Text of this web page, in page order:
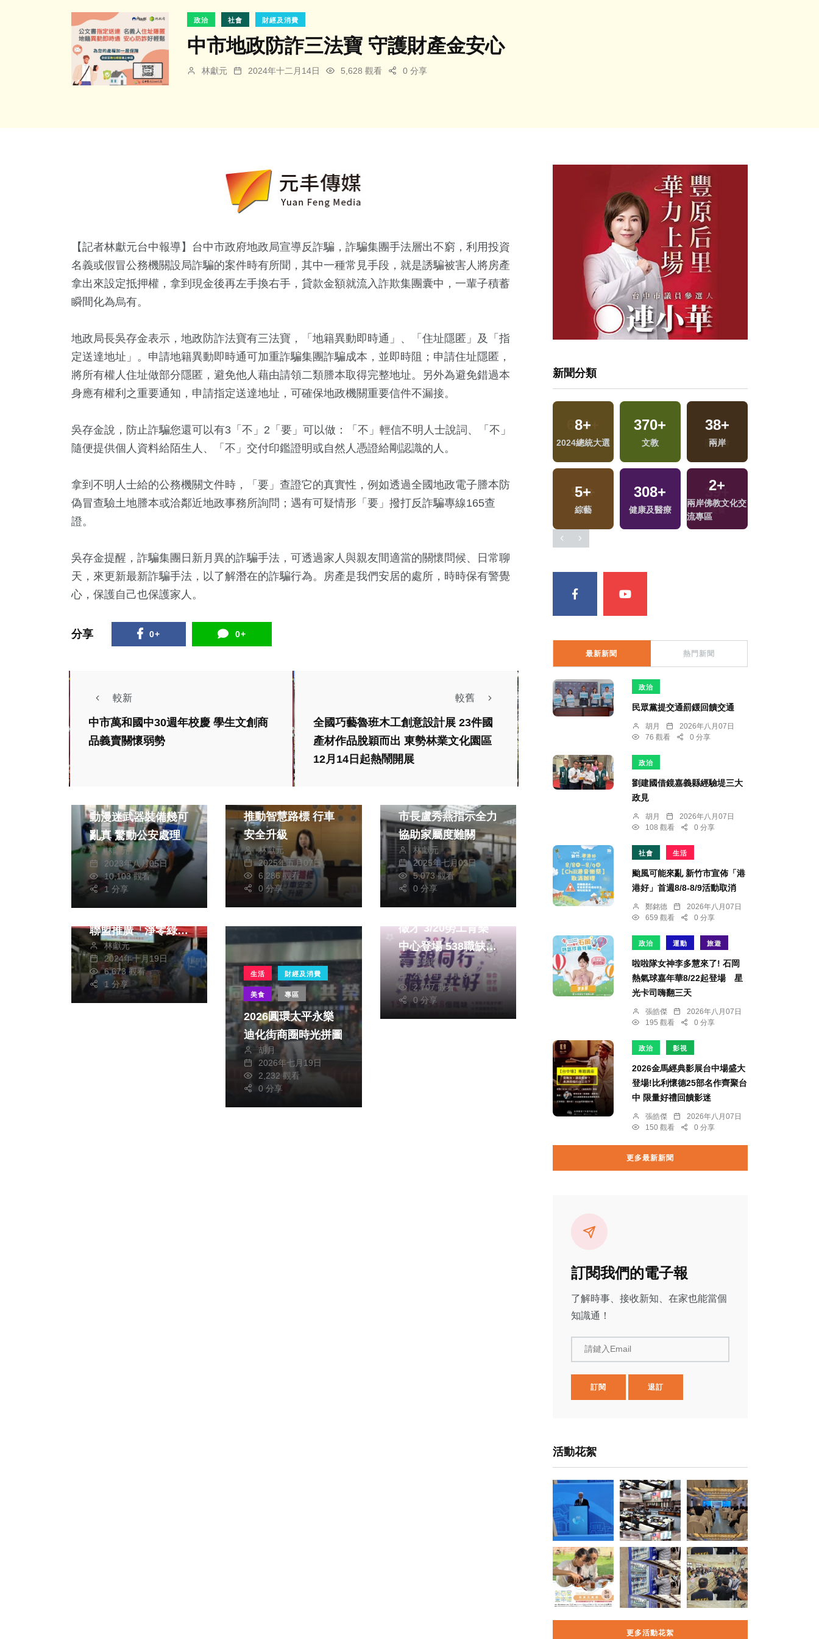
政治 社會 財經及消費
中市地政防詐三法寶 守護財產金安心
林獻元 2024年十二月14日 5,628 觀看 0 分享
【記者林獻元台中報導】台中市政府地政局宣導反詐騙，詐騙集團手法層出不窮，利用投資
名義或假冒公務機關設局詐騙的案件時有所聞，其中一種常見手段，就是誘騙被害人將房產
拿出來設定抵押權，拿到現金後再左手換右手，貸款金額就流入詐欺集團囊中，一輩子積蓄
瞬間化為烏有。
地政局長吳存金表示，地政防詐法寶有三法寶，「地籍異動即時通」、「住址隱匿」及「指
定送達地址」。申請地籍異動即時通可加重詐騙集團詐騙成本，並即時阻；申請住址隱匿，
將所有權人住址做部分隱匿，避免他人藉由請領二類謄本取得完整地址。另外為避免錯過本
身應有權利之重要通知，申請指定送達地址，可確保地政機關重要信件不漏接。
吳存金說，防止詐騙您還可以有3「不」2「要」可以做：「不」輕信不明人士說詞、「不」
隨便提供個人資料給陌生人、「不」交付印鑑證明或自然人憑證給剛認識的人。
拿到不明人士給的公務機關文件時，「要」查證它的真實性，例如透過全國地政電子謄本防
偽冒查驗土地謄本或洽鄰近地政事務所詢問；遇有可疑情形「要」撥打反詐騙專線165查
證。
吳存金提醒，詐騙集團日新月異的詐騙手法，可透過家人與親友間適當的關懷問候、日常聊
天，來更新最新詐騙手法，以了解潛在的詐騙行為。房產是我們安居的處所，時時保有警覺
心，保護自己也保護家人。
分享 0+ 0+
較新
中市萬和國中30週年校慶 學生文創商
品義賣關懷弱勢
較舊
全國巧藝魯班木工創意設計展 23件國
產材作品脫穎而出 東勢林業文化園區
12月14日起熱鬧開展
動漫迷武器裝備幾可
亂真 驚動公安處理
林獻元
2023年八月05日
10,103 觀看
1 分享
生活
推動智慧路標 行車
安全升級
林獻元
2025年五月07日
6,286 觀看
0 分享
市長盧秀燕指示全力
協助家屬度難關
林獻元
2025年七月03日
5,073 觀看
0 分享
政治 生活
共創綠色未來！中市
聯盟推廣「淨零綠生
活」理念
林獻元
2024年十月19日
6,673 觀看
1 分享
生活 財經及消費
美食 專區
​2026圓環太平永樂
迪化街商圈時光拼圖
胡月
2026年七月19日
2,232 觀看
0 分享
社會 生活
新竹市青銀同行聯合
徵才 3/20勞工育樂
中心登場 538職缺等
著你鄭銘德
2026年三月16日
2,707 觀看
0 分享
新聞分類
139+
藝文
兩岸道教文化交
流專區
+
司法放大鏡
36+
影視
0+
兩岸藝苑天地
225+
旅遊
603+
政治
379+
90+
運動
882+
生活
8+
2024總統大選
370+
文教
38+
兩岸
5+
綜藝
308+
健康及醫療
2+
兩岸佛教文化交
流專區
最新新聞 熱門新聞
政治
民眾黨提交通罰鍰回饋交通
胡月
2026年八月07日
76 觀看
0 分享
政治
劉建國借鏡嘉義縣經驗堤三大
政見
胡月
2026年八月07日
108 觀看
0 分享
社會 生活
颱風可能來亂 新竹市宣佈「港
港好」首週8/8-8/9活動取消
鄭銘德
2026年八月07日
659 觀看
0 分享
政治 運動 旅遊
啦啦隊女神李多慧來了! 石岡
熱氣球嘉年華8/22起登場 星
光卡司嗨翻三天
張皓傑
2026年八月07日
195 觀看
0 分享
政治 影視
2026金馬經典影展台中場盛大
登場!比利懷德25部名作齊聚台
中 限量好禮回饋影迷
張皓傑
2026年八月07日
150 觀看
0 分享
更多最新新聞
訂閱我們的電子報
了解時事、接收新知、在家也能當個
知識通！
請鍵入Email
訂閱 退訂
活動花絮
更多活動花絮